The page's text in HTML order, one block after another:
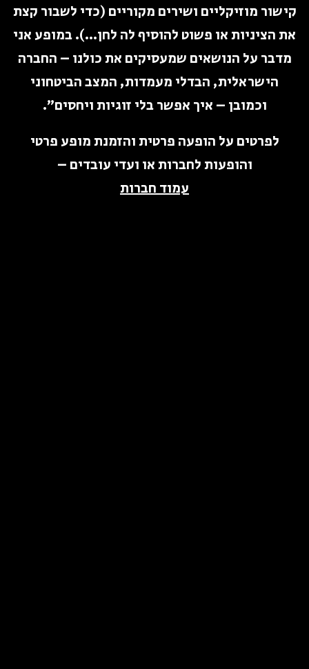
קישור מוזיקליים ושירים מקוריים (כדי לשבור קצת
את הציניות או פשוט להוסיף לה לחן…). במופע אני
מדבר על הנושאים שמעסיקים את כולנו – החברה
הישראלית, הבדלי מעמדות, המצב הביטחוני
וכמובן – איך אפשר בלי זוגיות ויחסים״.
לפרטים על הופעה פרטית והזמנת מופע פרטי
והופעות לחברות או ועדי עובדים –
עמוד חברות